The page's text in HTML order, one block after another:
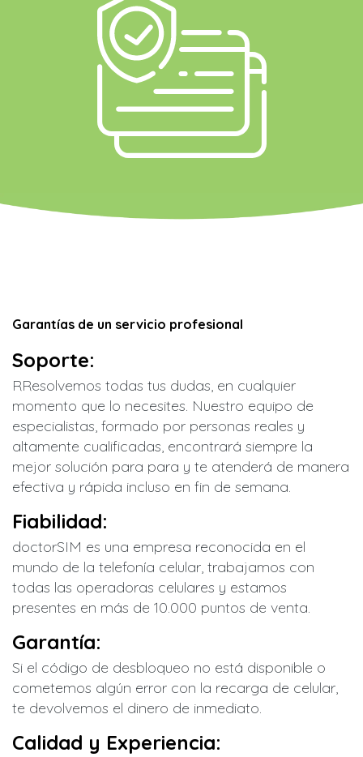
Garantías de un servicio profesional
Soporte:
RResolvemos todas tus dudas, en cualquier
momento que lo necesites. Nuestro equipo de
especialistas, formado por personas reales y
altamente cualificadas, encontrará siempre la
mejor solución para para y te atenderá de manera
efectiva y rápida incluso en fin de semana.
Fiabilidad:
doctorSIM es una empresa reconocida en el
mundo de la telefonía celular, trabajamos con
todas las operadoras celulares y estamos
presentes en más de 10.000 puntos de venta.
Garantía:
Si el código de desbloqueo no está disponible o
cometemos algún error con la recarga de celular,
te devolvemos el dinero de inmediato.
Calidad y Experiencia: